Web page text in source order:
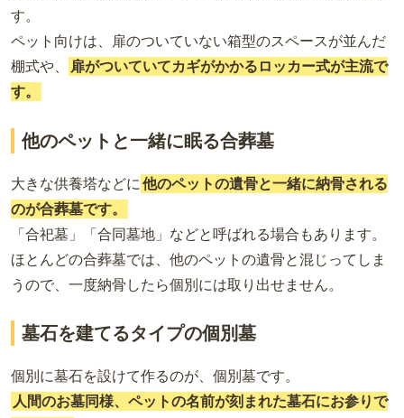
す。
ペット向けは、扉のついていない箱型のスペースが並んだ
棚式や、
扉がついていてカギがかかるロッカー式が主流で
す。
他のペットと一緒に眠る合葬墓
大きな供養塔などに 他のペットの遺骨と一緒に納骨される
のが合葬墓です。
「合祀墓」「合同墓地」などと呼ばれる場合もあります。
ほとんどの合葬墓では、他のペットの遺骨と混じってしま
うので、一度納骨したら個別には取り出せません。
墓石を建てるタイプの個別墓
個別に墓石を設けて作るのが、個別墓です。
人間のお墓同様、ペットの名前が刻まれた墓石にお参りで